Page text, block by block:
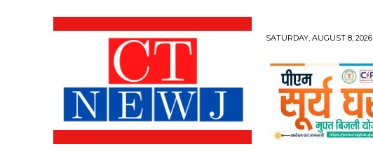
SATURDAY, AUGUST 8, 2026